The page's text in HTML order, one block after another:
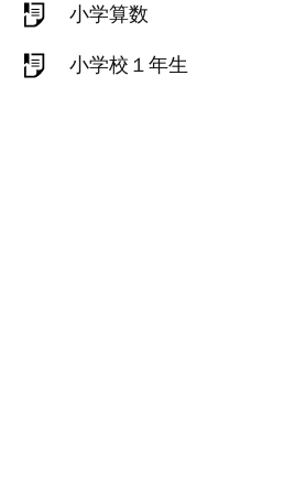
小学算数
小学校１年生